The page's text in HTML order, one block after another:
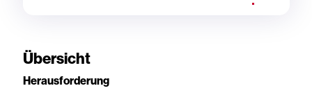
Übersicht
Herausforderung